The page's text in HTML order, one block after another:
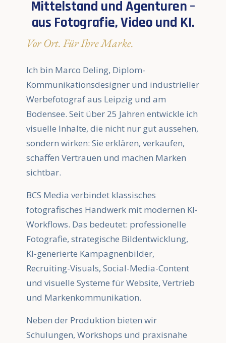
Mittelstand und Agenturen –
aus Fotografie, Video und KI.
Vor Ort. Für Ihre Marke.
Ich bin Marco Deling, Diplom-
Kommunikationsdesigner und industrieller
Werbefotograf aus Leipzig und am
Bodensee. Seit über 25 Jahren entwickle ich
visuelle Inhalte, die nicht nur gut aussehen,
sondern wirken: Sie erklären, verkaufen,
schaffen Vertrauen und machen Marken
sichtbar.
BCS Media verbindet klassisches
fotografisches Handwerk mit modernen KI-
Workflows. Das bedeutet: professionelle
Fotografie, strategische Bildentwicklung,
KI-generierte Kampagnenbilder,
Recruiting-Visuals, Social-Media-Content
und visuelle Systeme für Website, Vertrieb
und Markenkommunikation.
Neben der Produktion bieten wir
Schulungen, Workshops und praxisnahe